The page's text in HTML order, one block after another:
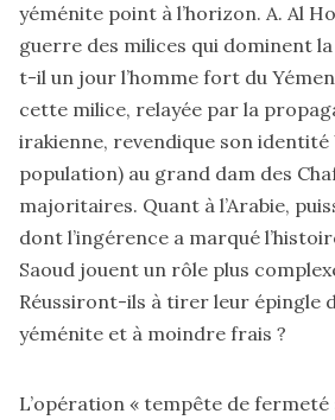
yéménite point à l’horizon. A. Al
guerre des milices qui dominent
t-il un jour l’homme fort du
cette milice, relayée par la
irakienne, revendique son identité
population) au grand dam des
majoritaires. Quant à l’Arabie,
dont l’ingérence a marqué
Saoud jouent un rôle plus
Réussiront-ils à tirer leur épingle
yéménite et à moindre frais ?
L’opération « tempête de